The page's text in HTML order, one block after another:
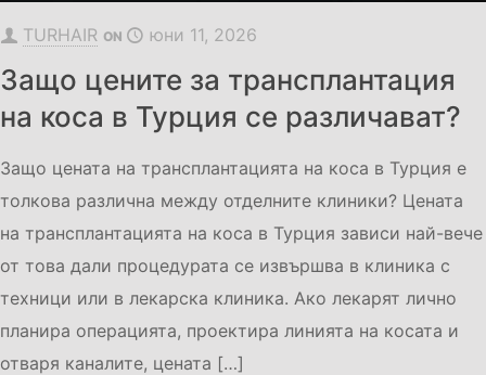
TURHAIR ON юни 11, 2026
Защо цените за трансплантация
на коса в Турция се различават?
Защо цената на трансплантацията на коса в Турция е
толкова различна между отделните клиники? Цената
на трансплантацията на коса в Турция зависи най-вече
от това дали процедурата се извършва в клиника с
техници или в лекарска клиника. Ако лекарят лично
планира операцията, проектира линията на косата и
отваря каналите, цената […]